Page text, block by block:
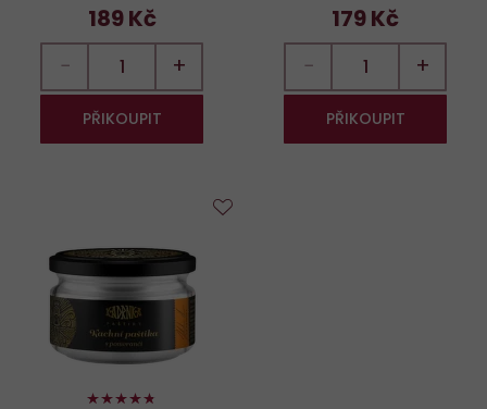
189 Kč
− +
PŘIKOUPIT
179 Kč
− +
PŘIKOUPIT
94%